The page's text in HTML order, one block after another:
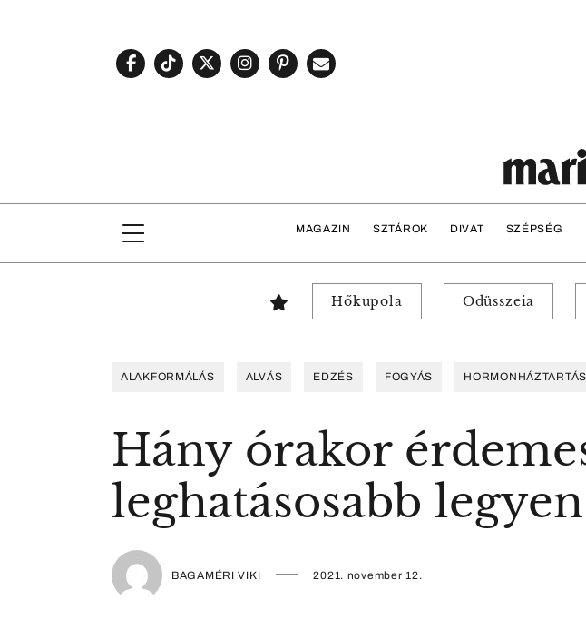
MAGAZIN SZTÁROK DIVAT SZÉPSÉG
Hőkupola Odüsszeia
ALAKFORMÁLÁS ALVÁS EDZÉS FOGYÁS HORMONHÁZTARTÁS
Hány órakor
leghatásosabb
BAGAMÉRI VIKI 2021. november 12.